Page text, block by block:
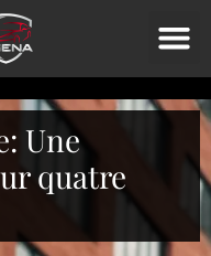
Une
quatre